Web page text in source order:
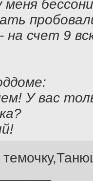
на счет 9
У вас